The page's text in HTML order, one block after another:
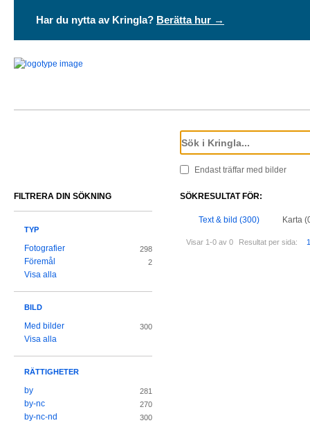
Har du nytta av Kringla? Berätta hur →
Endast träffar med bilder
SÖKRESULTAT FÖR:
Text & bild (300) Karta
Visar 1-0 av 0 Resultat per sida:
FILTRERA DIN SÖKNING
TYP
Fotografier 298
Föremål 2
Visa alla
BILD
Med bilder 300
Visa alla
RÄTTIGHETER
by 281
by-nc 270
by-nc-nd 300